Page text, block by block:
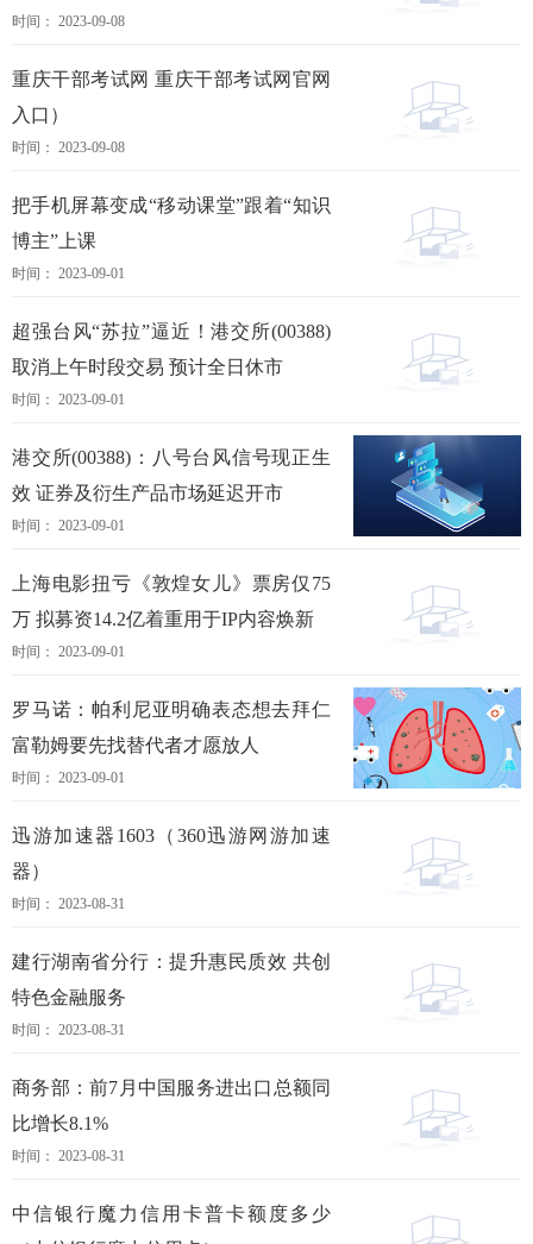
项目对接会召开
时间： 2023-09-08
重庆干部考试网 重庆干部考试网官网
入口）
时间： 2023-09-08
把手机屏幕变成“移动课堂”跟着“知识
博主”上课
时间： 2023-09-01
超强台风“苏拉”逼近！港交所(00388)
取消上午时段交易 预计全日休市
时间： 2023-09-01
港交所(00388)：八号台风信号现正生
效 证券及衍生产品市场延迟开市
时间： 2023-09-01
上海电影扭亏《敦煌女儿》票房仅75
万 拟募资14.2亿着重用于IP内容焕新
时间： 2023-09-01
罗马诺：帕利尼亚明确表态想去拜仁
富勒姆要先找替代者才愿放人
时间： 2023-09-01
迅游加速器1603（360迅游网游加速
器）
时间： 2023-08-31
建行湖南省分行：提升惠民质效 共创
特色金融服务
时间： 2023-08-31
商务部：前7月中国服务进出口总额同
比增长8.1%
时间： 2023-08-31
中信银行魔力信用卡普卡额度多少